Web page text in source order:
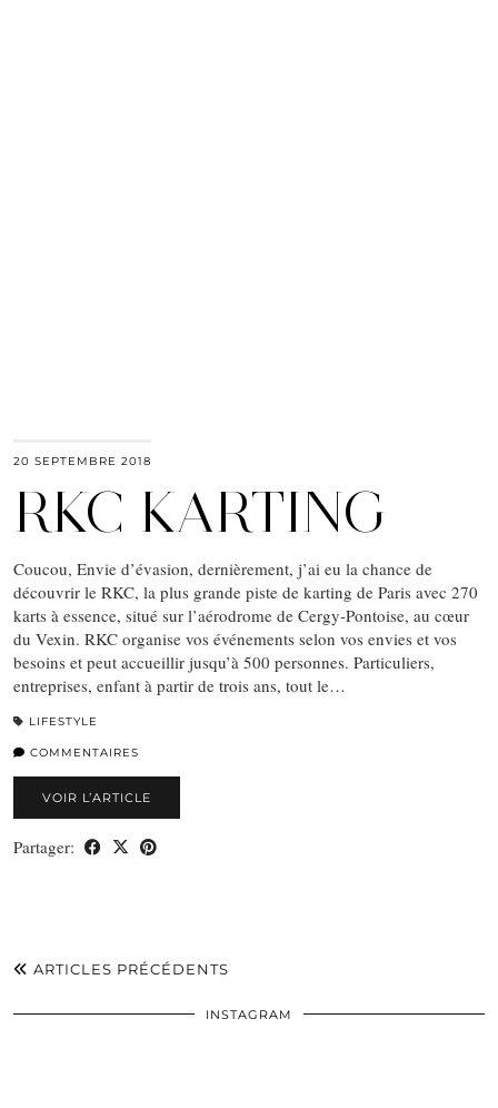
20 SEPTEMBRE 2018
RKC KARTING
Coucou, Envie d’évasion, dernièrement, j’ai eu la chance de
découvrir le RKC, la plus grande piste de karting de Paris avec 270
karts à essence, situé sur l’aérodrome de Cergy-Pontoise, au cœur
du Vexin. RKC organise vos événements selon vos envies et vos
besoins et peut accueillir jusqu’à 500 personnes. Particuliers,
entreprises, enfant à partir de trois ans, tout le…
LIFESTYLE
COMMENTAIRES
VOIR L’ARTICLE
Partager:
ARTICLES PRÉCÉDENTS
INSTAGRAM